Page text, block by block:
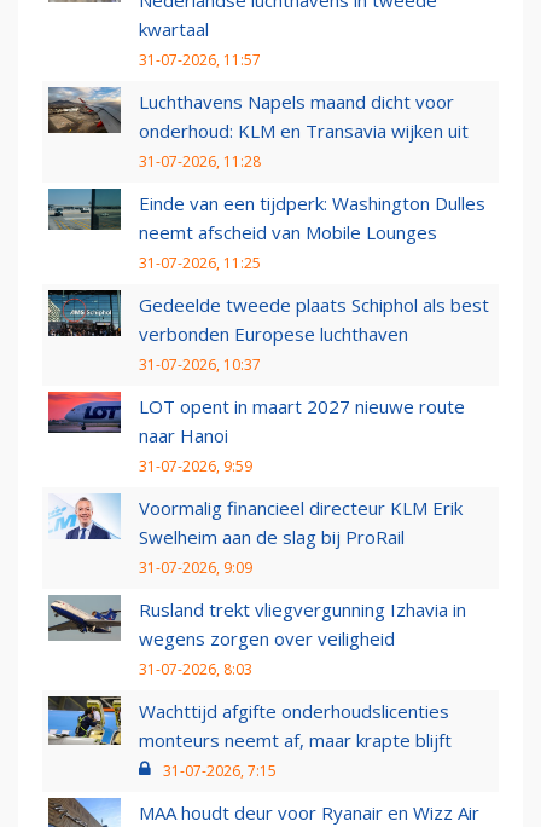
kwartaal
31-07-2026, 11:57
Luchthavens Napels maand dicht voor
onderhoud: KLM en Transavia wijken uit
31-07-2026, 11:28
Einde van een tijdperk: Washington Dulles
neemt afscheid van Mobile Lounges
31-07-2026, 11:25
Gedeelde tweede plaats Schiphol als best
verbonden Europese luchthaven
31-07-2026, 10:37
LOT opent in maart 2027 nieuwe route
naar Hanoi
31-07-2026, 9:59
Voormalig financieel directeur KLM Erik
Swelheim aan de slag bij ProRail
31-07-2026, 9:09
Rusland trekt vliegvergunning Izhavia in
wegens zorgen over veiligheid
31-07-2026, 8:03
Wachttijd afgifte onderhoudslicenties
monteurs neemt af, maar krapte blijft
31-07-2026, 7:15
MAA houdt deur voor Ryanair en Wizz Air